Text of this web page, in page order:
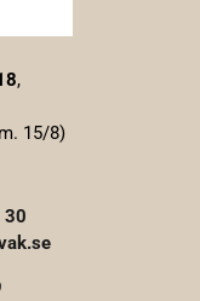
,
15/8)
30